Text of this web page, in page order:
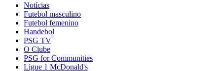
Notícias
Futebol masculino
Futebol femenino
Handebol
PSG TV
O Clube
PSG for Communities
Ligue 1 McDonald's